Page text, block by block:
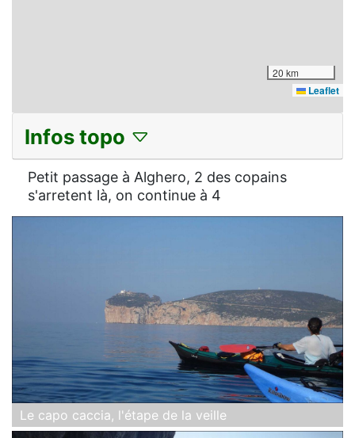
20 km
Leaflet
Infos topo
Petit passage à Alghero, 2 des copains
s'arretent là, on continue à 4
Le capo caccia, l'étape de la veille